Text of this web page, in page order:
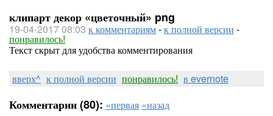
клипарт декор «цветочный» png
19-04-2017 08:03 к комментариям-к полной версии -
понравилось!
Текст скрыт для удобства комментирования
вверх^ к полной версии понравилось! в evernote
Комментарии (80): «первая «назад